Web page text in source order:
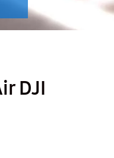
DJI